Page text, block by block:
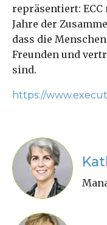
repräsentiert:
Jahre der
dass die
Freunden und
sind.
https://